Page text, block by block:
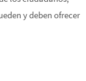
y deben ofrecer